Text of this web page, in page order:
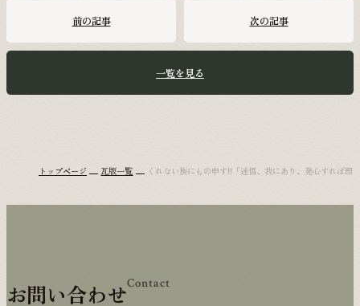
前の記事 次の記事
一覧を見る
トップページ 瓦版一覧 くれない族にもの申す!!「迷悟、我にあり、発心すれば即
お問い合わせContact